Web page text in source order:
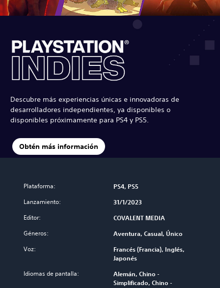
Descubre más experiencias únicas e innovadoras de
desarrolladores independientes, ya disponibles o
disponibles próximamente para PS4 y PS5.
Obtén más información
Plataforma: PS4, PS5
Lanzamiento: 31/1/2023
Editor: COVALENT MEDIA
Géneros: Aventura, Casual, Único
Voz:
Francés (Francia), Inglés,
Japonés
Idiomas de pantalla:
Alemán, Chino -
Simplificado, Chino -